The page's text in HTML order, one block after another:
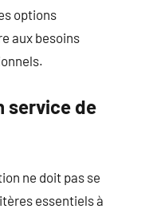
options
aux besoins
service de
ne doit pas se
essentiels à